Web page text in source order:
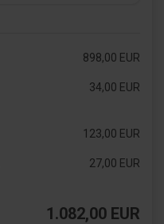
898,00 EUR
34,00 EUR
123,00 EUR
27,00 EUR
1.082,00 EUR